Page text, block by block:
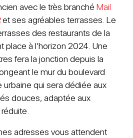
avec le très branché Mail
et ses agréables terrasses. Le
des restaurants de la
place à l’horizon 2024. Une
fera la jonction depuis la
le mur du boulevard
urbaine qui sera dédiée aux
douces, adaptée aux
adresses vous attendent